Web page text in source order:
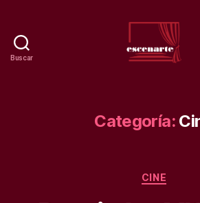
Buscar
de
artes.
Categoría:
CINE